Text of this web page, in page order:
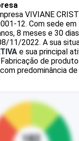
VIVIANE
12. Com sede em
8 meses e 30
11/2022. A sua
e sua principal
de
predominância